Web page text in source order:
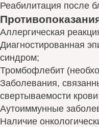
Реабилитация после
Аллергическая
Диагностированная
синдром;
Тромбофлебит
Заболевания,
свертываемости
Аутоиммунные
Наличие